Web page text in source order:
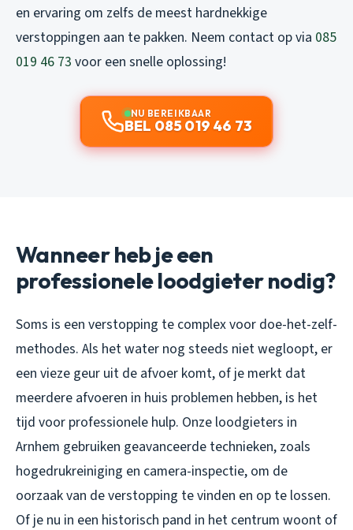
en ervaring om zelfs de meest hardnekkige
verstoppingen aan te pakken. Neem contact op via 085
019 46 73 voor een snelle oplossing!
NU BEREIKBAAR
BEL 085 019 46 73
Wanneer heb je een
professionele loodgieter nodig?
Soms is een verstopping te complex voor doe-het-zelf-
methodes. Als het water nog steeds niet wegloopt, er
een vieze geur uit de afvoer komt, of je merkt dat
meerdere afvoeren in huis problemen hebben, is het
tijd voor professionele hulp. Onze loodgieters in
Arnhem gebruiken geavanceerde technieken, zoals
hogedrukreiniging en camera-inspectie, om de
oorzaak van de verstopping te vinden en op te lossen.
Of je nu in een historisch pand in het centrum woont of